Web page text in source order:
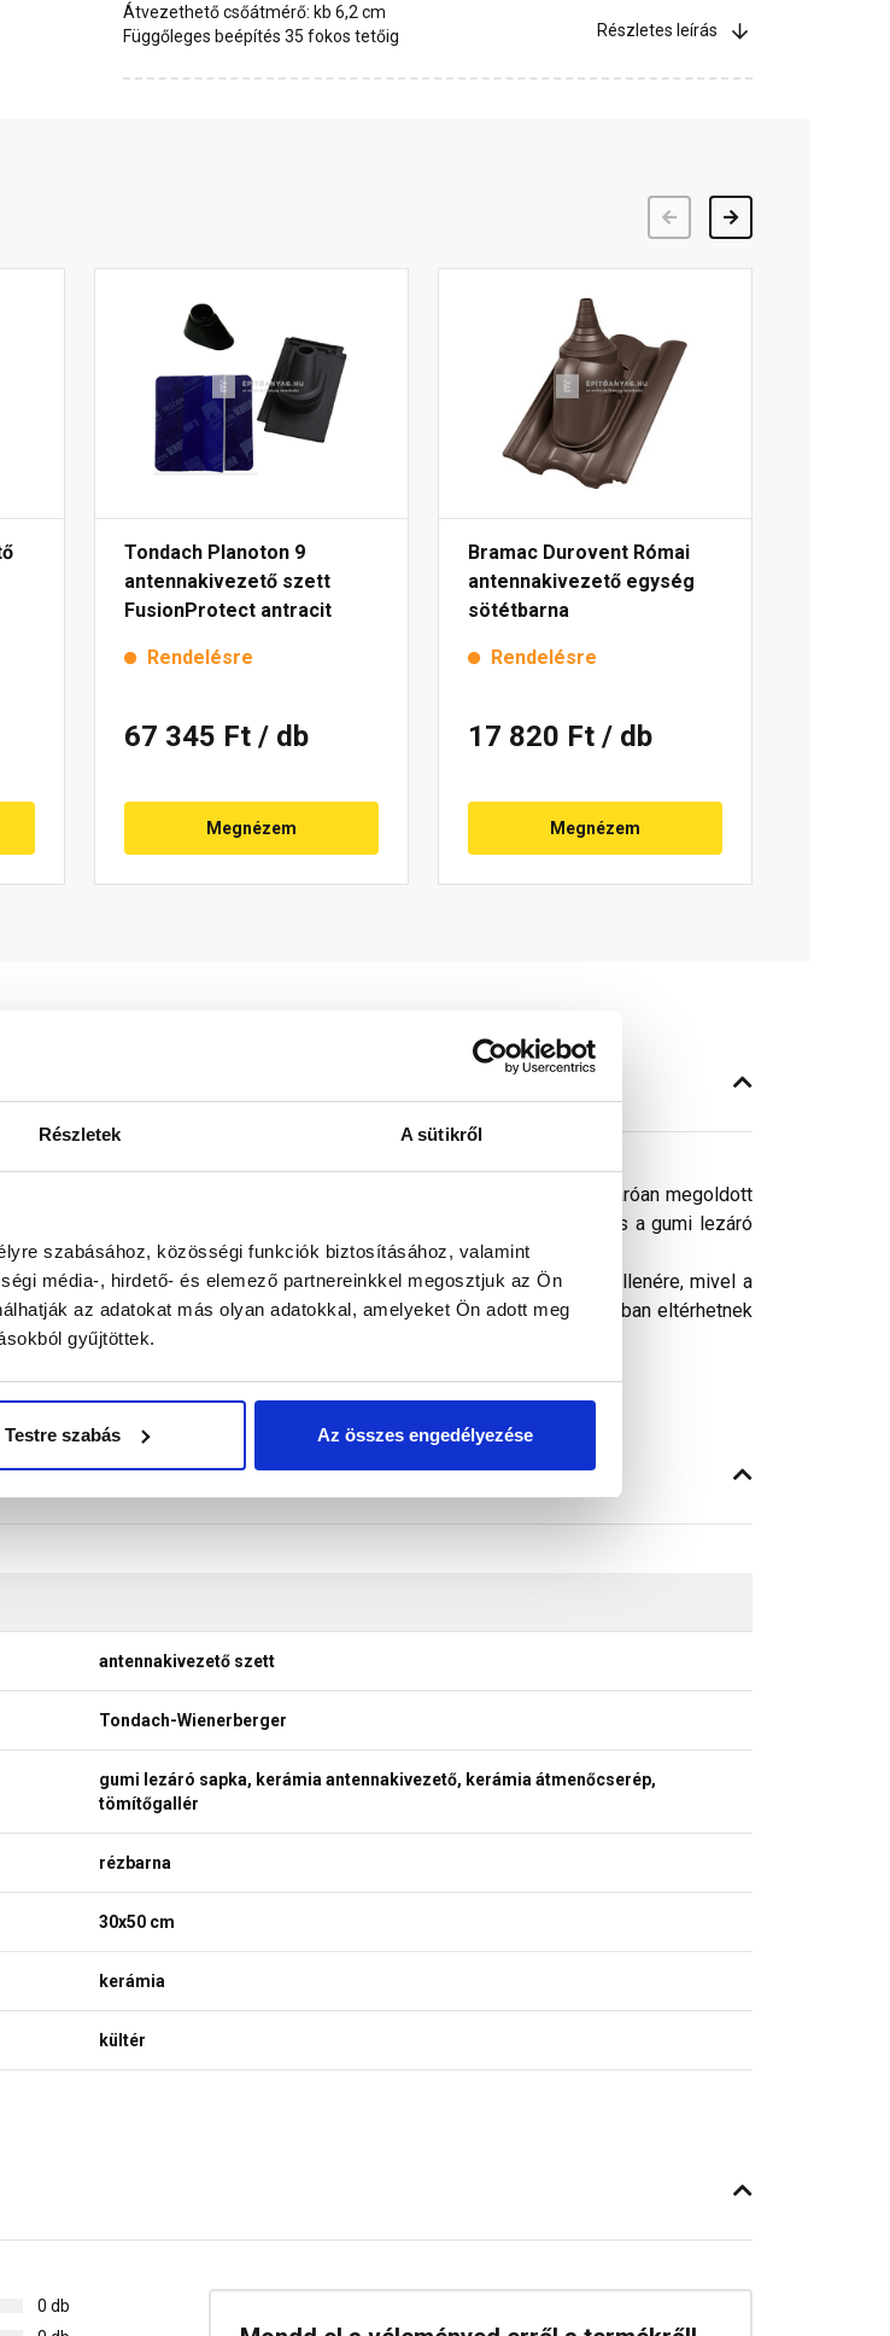
Részletek A sütikről
szabásához, közösségi funkciók biztosításához, valamint
média-, hirdető- és elemező partnereinkkel megosztjuk az Ön
az adatokat más olyan adatokkal, amelyeket Ön adott meg
gyűjtöttek.
Testre szabás Az összes engedélyezése
Átvezethető csőátmérő: kb 6,2 cm
Függőleges beépítés 35 fokos tetőig
Részletes leírás
Tondach Planoton 9
antennakivezető szett
FusionProtect antracit
Rendelésre
67 345 Ft / db
Megnézem
Bramac Durovent Római
antennakivezető egység
sötétbarna
Rendelésre
17 820 Ft / db
Megnézem
illik a Contiton 9 tetőcseréphez, használatával esztétikusan és vízzáróan megoldott
a megfelelő típusú átmenőcseréppel, a tömítőgallérral és a gumi lezáró
színének a lehető leginkább valósághű megjelenítését. Ennek ellenére, mivel a
tükrözik 100%-ban a valóságot, a képeken látható színek árnyalataikban eltérhetnek
antennakivezető szett
Tondach-Wienerberger
gumi lezáró sapka, kerámia antennakivezető, kerámia átmenőcserép,
tömítőgallér
rézbarna
30x50 cm
kerámia
kültér
0 db